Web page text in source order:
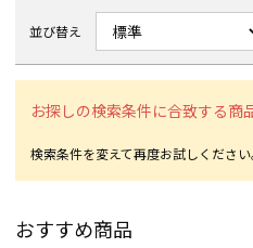
並び替え
お探しの検索条件に合致する商
おすすめ商品